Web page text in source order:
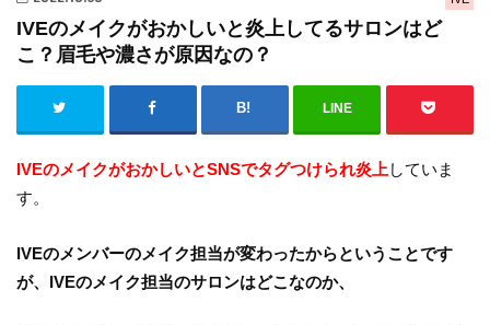
IVEのメイクがおかしいと炎上してるサロンはど
こ？眉毛や濃さが原因なの？
LINE
IVEのメイクがおかしいとSNSでタグつけられ炎上 していま
す。
IVEのメンバーのメイク担当が変わったからということです
が、IVEのメイク担当のサロンはどこなのか、